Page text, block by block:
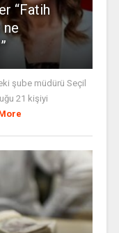
“Fatih
ne
şube müdürü Seçil
21 kişiyi